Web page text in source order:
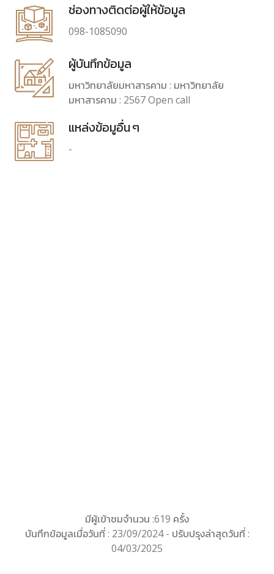
ช่องทางติดต่อผู้ให้ข้อมูล
098-1085090
ผู้บันทึกข้อมูล
มหาวิทยาลัยมหาสารคาม : มหาวิทยาลัย
มหาสารคาม : 2567 Open call
แหล่งข้อมูอื่น ๆ
-
มีผู้เข้าชมจำนวน :619 ครั้ง
บันทึกข้อมูลเมื่อวันที่ : 23/09/2024 - ปรับปรุงล่าสุดวันที่ :
04/03/2025